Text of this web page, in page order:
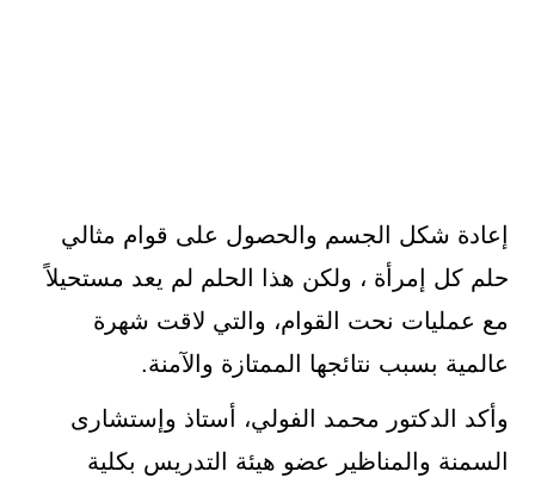
إعادة شكل الجسم والحصول على قوام مثالي
حلم كل إمرأة ، ولكن هذا الحلم لم يعد مستحيلاً
مع عمليات نحت القوام، والتي لاقت شهرة
عالمية بسبب نتائجها الممتازة والآمنة.
وأكد الدكتور محمد الفولي، أستاذ وإستشارى
السمنة والمناظير عضو هيئة التدريس بكلية